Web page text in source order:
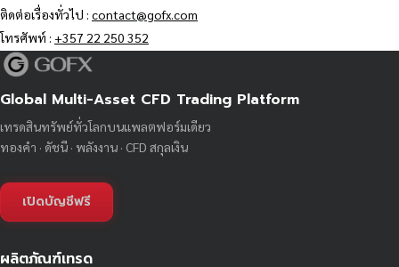
ติดต่อเรื่องทั่วไป : contact@gofx.com
โทรศัพท์ : +357 22 250 352
Global Multi-Asset CFD Trading Platform
เทรดสินทรัพย์ทั่วโลกบนแพลตฟอร์มเดียว
ทองคำ · ดัชนี · พลังงาน · CFD สกุลเงิน
เปิดบัญชีฟรี
ผลิตภัณฑ์เทรด